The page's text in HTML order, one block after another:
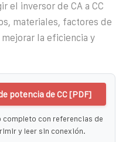
el inversor de CA a CC
materiales, factores de
la eficiencia y
potencia de CC [PDF]
completo con referencias de
y leer sin conexión.